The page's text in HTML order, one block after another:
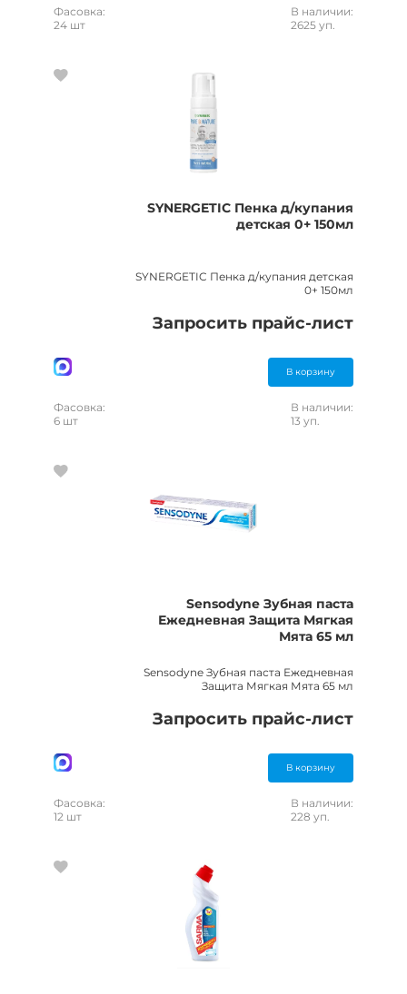
Фасовка:
24 шт
В наличии:
2625 уп.
SYNERGETIC Пенка д/купания
детская 0+ 150мл
SYNERGETIC Пенка д/купания детская
0+ 150мл
Запросить прайс-лист
В корзину
Фасовка:
6 шт
В наличии:
13 уп.
Sensodyne Зубная паста
Ежедневная Защита Мягкая
Мята 65 мл
Sensodyne Зубная паста Ежедневная
Защита Мягкая Мята 65 мл
Запросить прайс-лист
В корзину
Фасовка:
12 шт
В наличии:
228 уп.